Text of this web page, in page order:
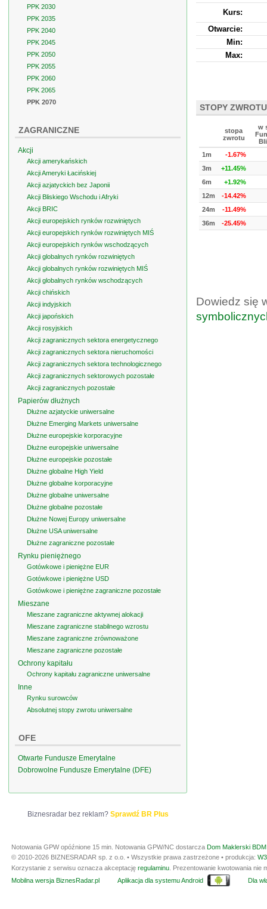
Kurs:
Otwarcie:
Min:
Max:
STOPY ZWROTU
stopa
zwrotu
w
1m
-1.67%
3m
+11.45%
6m
+1.92%
12m
-14.42%
24m
-11.49%
36m
-25.45%
Dowiedz się
PPK 2030
PPK 2035
PPK 2040
PPK 2045
PPK 2050
PPK 2055
PPK 2060
PPK 2065
PPK 2070
ZAGRANICZNE
Akcji
Akcji amerykańskich
Akcji Ameryki Łacińskiej
Akcji azjatyckich bez Japonii
Akcji Bliskiego Wschodu i Afryki
Akcji BRIC
Akcji europejskich rynków rozwiniętych
Akcji europejskich rynków rozwiniętych MIŚ
Akcji europejskich rynków wschodzących
Akcji globalnych rynków rozwiniętych
Akcji globalnych rynków rozwiniętych MIŚ
Akcji globalnych rynków wschodzących
Akcji chińskich
Akcji indyjskich
Akcji japońskich
Akcji rosyjskich
Akcji zagranicznych sektora energetycznego
Akcji zagranicznych sektora nieruchomości
Akcji zagranicznych sektora technologicznego
Akcji zagranicznych sektorowych pozostałe
Akcji zagranicznych pozostałe
Papierów dłużnych
Dłużne azjatyckie uniwersalne
Dłużne Emerging Markets uniwersalne
Dłużne europejskie korporacyjne
Dłużne europejskie uniwersalne
Dłużne europejskie pozostałe
Dłużne globalne High Yield
Dłużne globalne korporacyjne
Dłużne globalne uniwersalne
Dłużne globalne pozostałe
Dłużne Nowej Europy uniwersalne
Dłużne USA uniwersalne
Dłużne zagraniczne pozostałe
Rynku pieniężnego
Gotówkowe i pieniężne EUR
Gotówkowe i pieniężne USD
Gotówkowe i pieniężne zagraniczne pozostałe
Mieszane
Mieszane zagraniczne aktywnej alokacji
Mieszane zagraniczne stabilnego wzrostu
Mieszane zagraniczne zrównoważone
Mieszane zagraniczne pozostałe
Ochrony kapitału
Ochrony kapitału zagraniczne uniwersalne
Inne
Rynku surowców
Absolutnej stopy zwrotu uniwersalne
OFE
Otwarte Fundusze Emerytalne
Dobrowolne Fundusze Emerytalne (DFE)
Biznesradar bez reklam? Sprawdź BR Plus
Notowania GPW opóźnione 15 min. Notowania GPW/NC dostarcza Dom Maklerski
© 2010-2026 BIZNESRADAR sp. z o.o. • Wszystkie prawa zastrzeżone • produkcja:
Korzystanie z serwisu oznacza akceptację regulaminu . Prezentowanie kwotowania
Mobilna wersja BiznesRadar.pl
Aplikacja dla systemu Android Dla